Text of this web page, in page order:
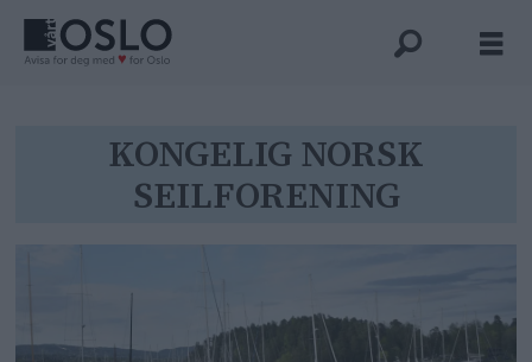
kongelig
norsk
seilforening
KONGELIG NORSK
SEILFORENING